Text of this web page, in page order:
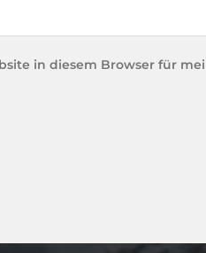
in diesem Browser für